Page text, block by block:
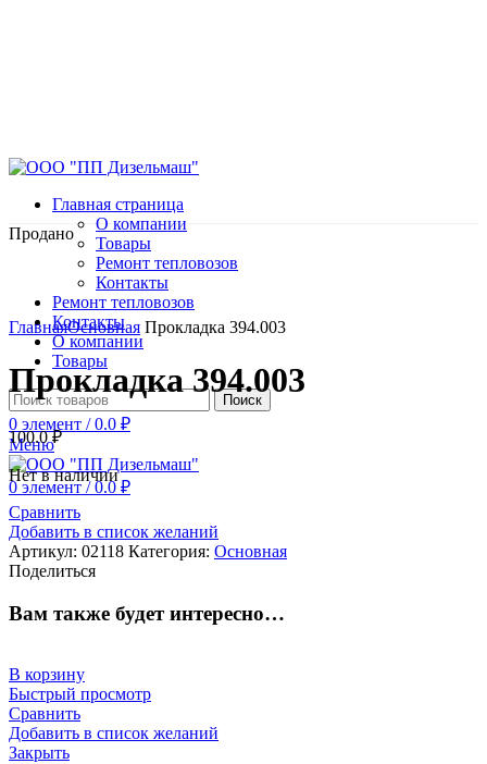
Главная страница
О компании
Товары
Ремонт тепловозов
Контакты
Ремонт тепловозов
Контакты
О компании
Товары
Поиск
0 элемент / 0.0 ₽
Меню
0элемент / 0.0₽
Продано
Нажмите, чтобы увеличить
ГлавнаяОсновная Прокладка 394.003
Прокладка 394.003
100.0₽
Нет в наличии
Сравнить
Добавить в список желаний
Артикул: 02118 Категория: Основная
Поделиться
Вам также будет интересно…
В корзину
Быстрый просмотр
Сравнить
Добавить в список желаний
Закрыть